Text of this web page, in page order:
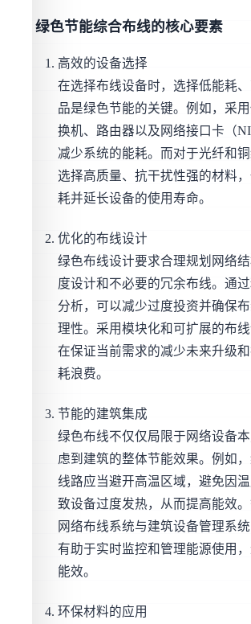
绿色节能综合布线的核心要素
高效的设备选择
在选择布线设备时，选择低能耗
品是绿色节能的关键。例如，采
换机、路由器以及网络接口卡（
减少系统的能耗。而对于光纤和铜
选择高质量、抗干扰性强的材料
耗并延长设备的使用寿命。
优化的布线设计
绿色布线设计要求合理规划网络
度设计和不必要的冗余布线。通
分析，可以减少过度投资并确保
理性。采用模块化和可扩展的布
在保证当前需求的减少未来升级
耗浪费。
节能的建筑集成
绿色布线不仅仅局限于网络设备
虑到建筑的整体节能效果。例如
线路应当避开高温区域，避免因
致设备过度发热，从而提高能效
网络布线系统与建筑设备管理系
有助于实时监控和管理能源使用
能效。
环保材料的应用